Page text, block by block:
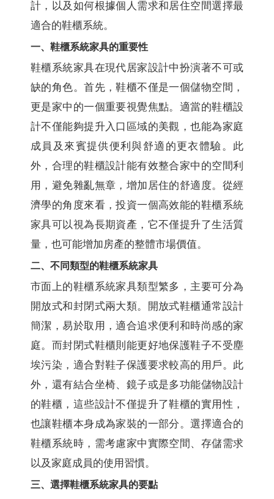
計，以及如何根據個人需求和居住空間選擇最
適合的鞋櫃系統。
一、鞋櫃系統家具的重要性
鞋櫃系統家具在現代居家設計中扮演著不可或
缺的角色。首先，鞋櫃不僅是一個儲物空間，
更是家中的一個重要視覺焦點。適當的鞋櫃設
計不僅能夠提升入口區域的美觀，也能為家庭
成員及來賓提供便利與舒適的更衣體驗。此
外，合理的鞋櫃設計能有效整合家中的空間利
用，避免雜亂無章，增加居住的舒適度。從經
濟學的角度來看，投資一個高效能的鞋櫃系統
家具可以視為長期資產，它不僅提升了生活質
量，也可能增加房產的整體市場價值。
二、不同類型的鞋櫃系統家具
市面上的鞋櫃系統家具類型繁多，主要可分為
開放式和封閉式兩大類。開放式鞋櫃通常設計
簡潔，易於取用，適合追求便利和時尚感的家
庭。而封閉式鞋櫃則能更好地保護鞋子不受塵
埃污染，適合對鞋子保護要求較高的用戶。此
外，還有結合坐椅、鏡子或是多功能儲物設計
的鞋櫃，這些設計不僅提升了鞋櫃的實用性，
也讓鞋櫃本身成為家裝的一部分。選擇適合的
鞋櫃系統時，需考慮家中實際空間、存儲需求
以及家庭成員的使用習慣。
三、選擇鞋櫃系統家具的要點